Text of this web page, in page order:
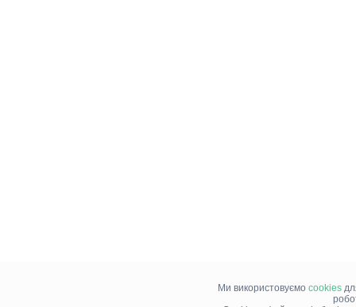
Ми використовуємо cookies